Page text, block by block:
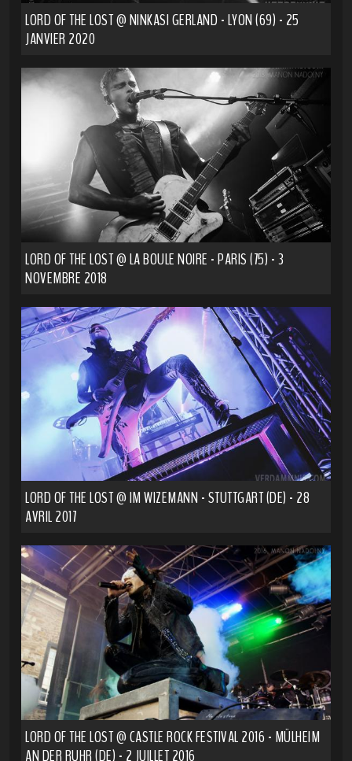
LORD OF THE LOST @ NINKASI GERLAND - LYON (69) - 25
JANVIER 2020
LORD OF THE LOST @ LA BOULE NOIRE - PARIS (75) - 3
NOVEMBRE 2018
LORD OF THE LOST @ IM WIZEMANN - STUTTGART (DE) - 28
AVRIL 2017
LORD OF THE LOST @ CASTLE ROCK FESTIVAL 2016 - MÜLHEIM
AN DER RUHR (DE) - 2 JUILLET 2016